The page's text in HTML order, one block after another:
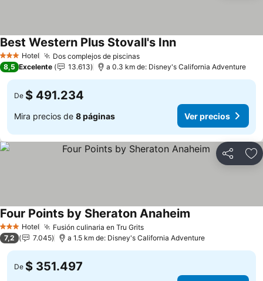
3 Estrellas
Hotel Dos complejos de piscinas
Best Western Plus Stovall's Inn
8,5 Excelente 13.613 a 0.3 km de: Disney's California Adventure
De $ 491.234
Mira precios de 8 páginas Ver precios
Compartir
3 Estrellas
Hotel Fusión culinaria en Tru Grits
Four Points by Sheraton Anaheim
7,2 7.045 a 1.5 km de: Disney's California Adventure
De $ 351.497